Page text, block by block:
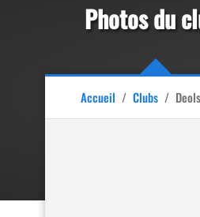
Photos du
Accueil / Clubs /